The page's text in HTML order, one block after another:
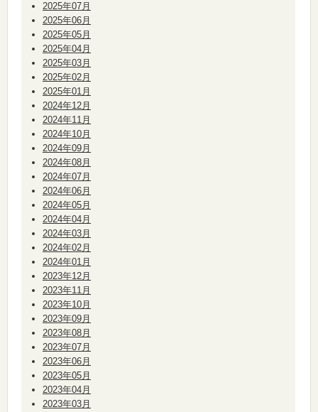
2025年07月
2025年06月
2025年05月
2025年04月
2025年03月
2025年02月
2025年01月
2024年12月
2024年11月
2024年10月
2024年09月
2024年08月
2024年07月
2024年06月
2024年05月
2024年04月
2024年03月
2024年02月
2024年01月
2023年12月
2023年11月
2023年10月
2023年09月
2023年08月
2023年07月
2023年06月
2023年05月
2023年04月
2023年03月